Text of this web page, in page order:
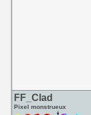
FF_Clad
Pixel monstrueux